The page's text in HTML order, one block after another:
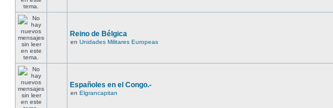
Reino de Bélgica
en Unidades Militares Europeas
Españoles en el Congo.-
en Elgrancapitan